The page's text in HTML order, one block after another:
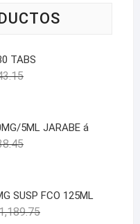
TABS
5ML JARABE á
SUSP FCO 125ML